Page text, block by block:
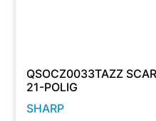
QSOCZ0033TAZZ
21-POLIG
SHARP